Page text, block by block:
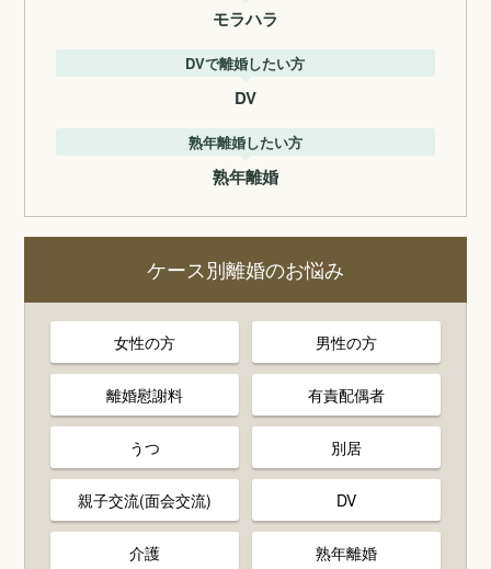
モラハラ
DVで離婚したい方
DV
熟年離婚したい方
熟年離婚
ケース別離婚のお悩み
女性の方 男性の方
離婚慰謝料 有責配偶者
うつ 別居
親子交流(面会交流) DV
介護 熟年離婚